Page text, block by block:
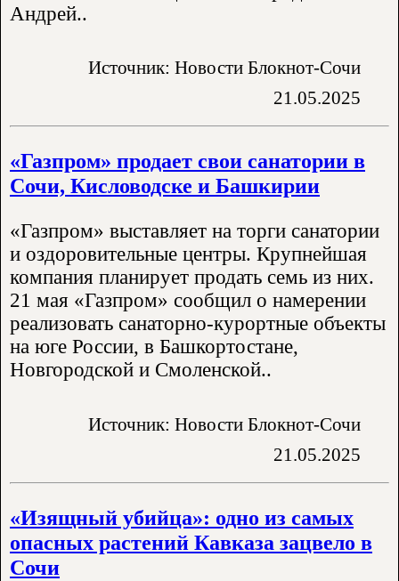
Андрей..
Источник: Новости Блокнот-Сочи
21.05.2025
«Газпром» продает свои санатории в
Сочи, Кисловодске и Башкирии
«Газпром» выставляет на торги санатории
и оздоровительные центры. Крупнейшая
компания планирует продать семь из них.
21 мая «Газпром» сообщил о намерении
реализовать санаторно-курортные объекты
на юге России, в Башкортостане,
Новгородской и Смоленской..
Источник: Новости Блокнот-Сочи
21.05.2025
«Изящный убийца»: одно из самых
опасных растений Кавказа зацвело в
Сочи